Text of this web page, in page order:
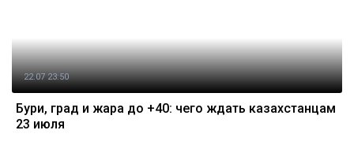
22.07 23:50
Бури, град и жара до +40: чего ждать казахстанцам
23 июля